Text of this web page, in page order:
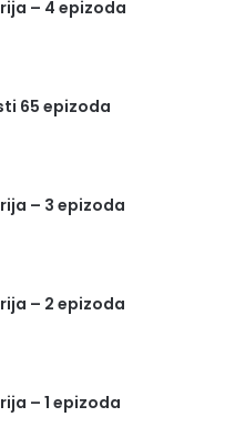
– 4 epizoda
65 epizoda
– 3 epizoda
– 2 epizoda
– 1 epizoda